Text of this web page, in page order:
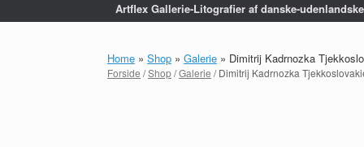
Artflex Gallerie-Litografier af danske-
Home » Shop » Galerie » Dimitrij Kadrnozka
Forside /Shop/Galerie / Dimitrij Kadrnozka